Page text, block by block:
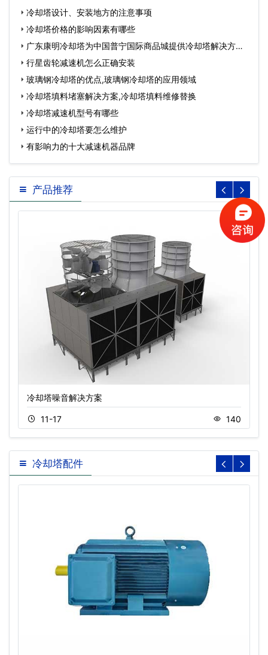
冷却塔设计、安装地方的注意事项
冷却塔价格的影响因素有哪些
广东康明冷却塔为中国普宁国际商品城提供冷却塔解决方
案…行星齿轮减速机怎么正确安装
玻璃钢冷却塔的优点,玻璃钢冷却塔的应用领域
冷却塔填料堵塞解决方案,冷却塔填料维修替换
冷却塔减速机型号有哪些
运行中的冷却塔要怎么维护
有影响力的十大减速机器品牌
产品推荐
冷却塔噪音解决方案
11-17 140
冷却塔配件